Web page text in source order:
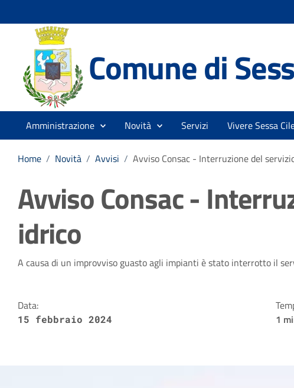
Comune di
Amministrazione Novità Servizi Vivere Sessa
Home / Novità / Avvisi / Avviso Consac - Interruzione del
Avviso Consac -
idrico
Dettagli della notizia
A causa di un improvviso guasto agli impianti è stato interrotto il
Data:
15 febbraio 2024
1